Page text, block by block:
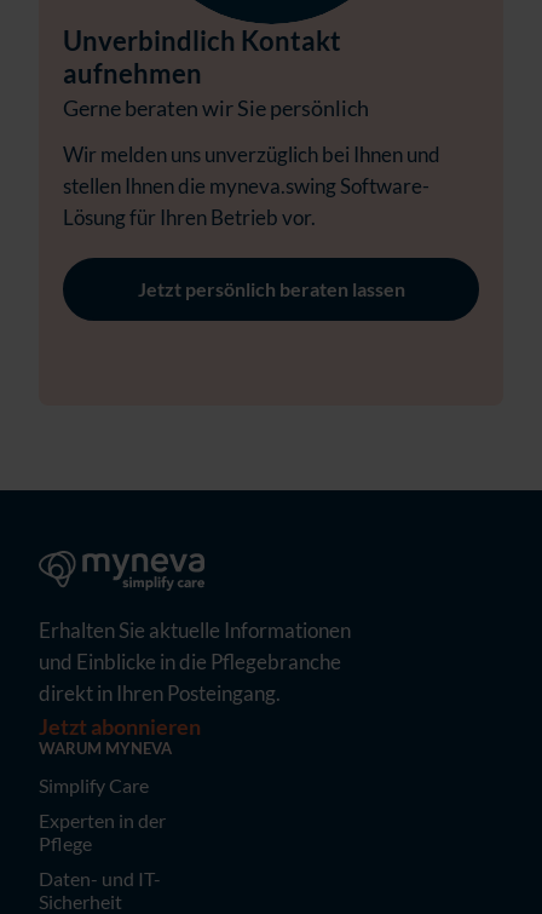
Unverbindlich Kontakt
aufnehmen
Gerne beraten wir Sie persönlich
Wir melden uns unverzüglich bei Ihnen und
stellen Ihnen die myneva.swing Software-
Lösung für Ihren Betrieb vor.
Jetzt persönlich beraten lassen
Erhalten Sie aktuelle Informationen
und Einblicke in die Pflegebranche
direkt in Ihren Posteingang.
Jetzt abonnieren
WARUM MYNEVA
Simplify Care
Experten in der
Pflege
Daten- und IT-
Sicherheit